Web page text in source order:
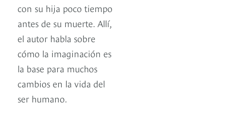
con su hija poco tiempo
antes de su muerte. Allí,
el autor habla sobre
cómo la imaginación es
la base para muchos
cambios en la vida del
ser humano.